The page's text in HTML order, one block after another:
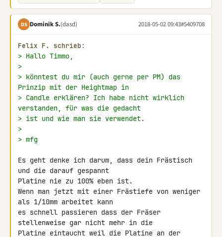
DS Dominik S.(dasd) 2018-05-02 09:43#5409708
Felix F. schrieb:
> Hallo Timmo,
>
> könntest du mir (auch gerne per PM) das
Prinzip mit der Heightmap in
> Candle erklären? Ich habe nicht wirklich
verstanden, für was die gedacht
> ist und wie man sie verwendet.
>
> mfg
Es geht denke ich darum, dass dein Frästisch
und die darauf gespannt
Platine nie zu 100% eben ist.
Wenn man jetzt mit einer Frästiefe von weniger
als 1/10mm arbeitet kann
es schnell passieren dass der Fräser
stellenweise gar nicht mehr in die
Platine eintaucht weil die Platine an der